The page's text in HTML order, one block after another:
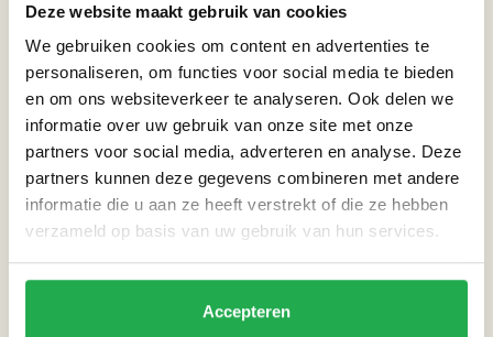
Deze website maakt gebruik van cookies
We gebruiken cookies om content en advertenties te
personaliseren, om functies voor social media te bieden
en om ons websiteverkeer te analyseren. Ook delen we
informatie over uw gebruik van onze site met onze
partners voor social media, adverteren en analyse. Deze
partners kunnen deze gegevens combineren met andere
informatie die u aan ze heeft verstrekt of die ze hebben
verzameld op basis van uw gebruik van hun services.
Accepteren
die wonen, leven, werken in de regio Amsterdam Nieuw West.
Aan de hand van het emancipatiecentrum kunnen de vrouwen
zich door ontwikkelen en connecties maken met andere
vrouwen.
Locatie: President Allendelaan, Amsterdam